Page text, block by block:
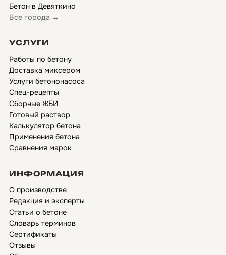
Бетон в Девяткино
Все города →
УСЛУГИ
Работы по бетону
Доставка миксером
Услуги бетононасоса
Спец-рецепты
Сборные ЖБИ
Готовый раствор
Калькулятор бетона
Применения бетона
Сравнения марок
ИНФОРМАЦИЯ
О производстве
Редакция и эксперты
Статьи о бетоне
Словарь терминов
Сертификаты
Отзывы